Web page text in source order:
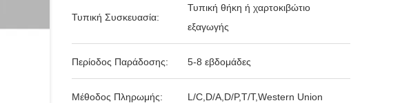
Τυπική Συσκευασία:
Τυπική θήκη ή χαρτοκιβώτιο
εξαγωγής
Περίοδος Παράδοσης: 5-8 εβδομάδες
Μέθοδος Πληρωμής: L/C,D/A,D/P,T/T,Western Union